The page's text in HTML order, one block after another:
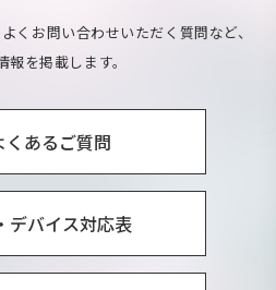
くお問い合わせいただく質問など、
報を掲載します。
くあるご質問
デバイス対応表